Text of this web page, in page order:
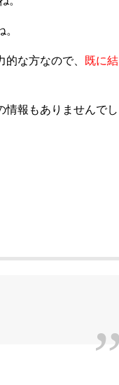
的な方なので、
既に結
情報もありませんでし